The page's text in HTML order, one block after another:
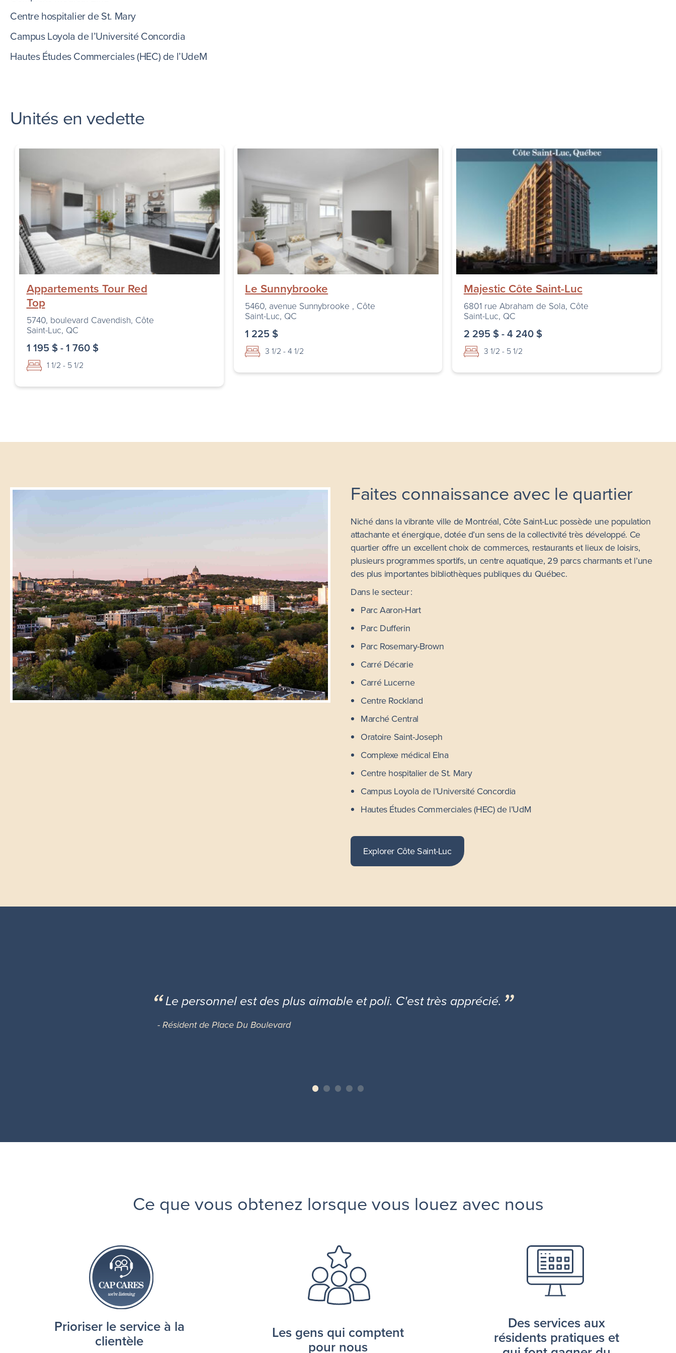
Centre hospitalier de St. Mary
Campus Loyola de l’Université Concordia
Hautes Études Commerciales (HEC) de l’UdeM
Unités en vedette
Incitatifs exclusifs
Appartements Tour Red
Top
5740, boulevard Cavendish, Côte
Saint-Luc, QC
1 195 $ - 1 760 $
1 1/2 - 5 1/2
Incitatifs exclusifs
Le Sunnybrooke
5460, avenue Sunnybrooke , Côte
Saint-Luc, QC
1 225 $
3 1/2 - 4 1/2
Vérifier les offres
Majestic Côte Saint-Luc
6801 rue Abraham de Sola, Côte
Saint-Luc, QC
2 295 $ - 4 240 $
3 1/2 - 5 1/2
Faites connaissance avec le quartier
Niché dans la vibrante ville de Montréal, Côte Saint-Luc possède une population
attachante et énergique, dotée d’un sens de la collectivité très développé. Ce
quartier offre un excellent choix de commerces, restaurants et lieux de loisirs,
plusieurs programmes sportifs, un centre aquatique, 29 parcs charmants et l’une
des plus importantes bibliothèques publiques du Québec.
Dans le secteur :
Parc Aaron-Hart
Parc Dufferin
Parc Rosemary-Brown
Carré Décarie
Carré Lucerne
Centre Rockland
Marché Central
Oratoire Saint-Joseph
Complexe médical Elna
Centre hospitalier de St. Mary
Campus Loyola de l’Université Concordia
Hautes Études Commerciales (HEC) de l’UdM
Explorer Côte Saint-Luc
Le personnel est des plus aimable et poli. C'est très apprécié.
- Résident de Place Du Boulevard
Ce que vous obtenez lorsque vous louez avec nous
Prioriser le service à la
clientèle Les gens qui comptent
pour nous
Des services aux
résidents pratiques et